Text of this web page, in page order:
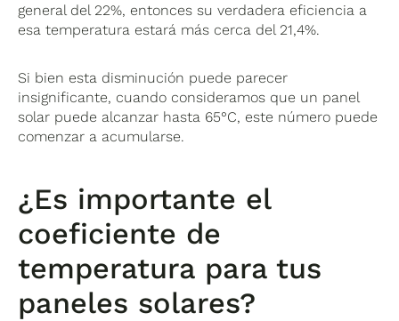
general del 22%, entonces su verdadera eficiencia a
esa temperatura estará más cerca del 21,4%.
Si bien esta disminución puede parecer
insignificante, cuando consideramos que un panel
solar puede alcanzar hasta 65°C, este número puede
comenzar a acumularse.
¿Es importante el
coeficiente de
temperatura para tus
paneles solares?